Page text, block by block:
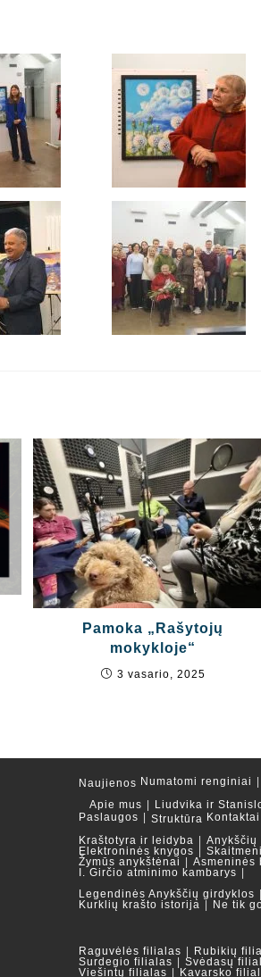
Pamoka „Rašytojų
mokykloje“
3 vasario, 2025
Naujienos Numatomi renginiai
Apie mus
Liudvika ir
Paslaugos
Struktūra Kontaktai
Kraštotyra ir leidyba
Anykščių
Elektroninės knygos
Žymūs anykštėnai
Asmeninės
I. Girčio atminimo kambarys
Legendinės Anykščių girdyklos
Kurklių krašto istorija
Ne tik
Raguvėlės filialas
Rubikių
Surdegio filialas
Svėdasų
Viešintų filialas
Kavarsko